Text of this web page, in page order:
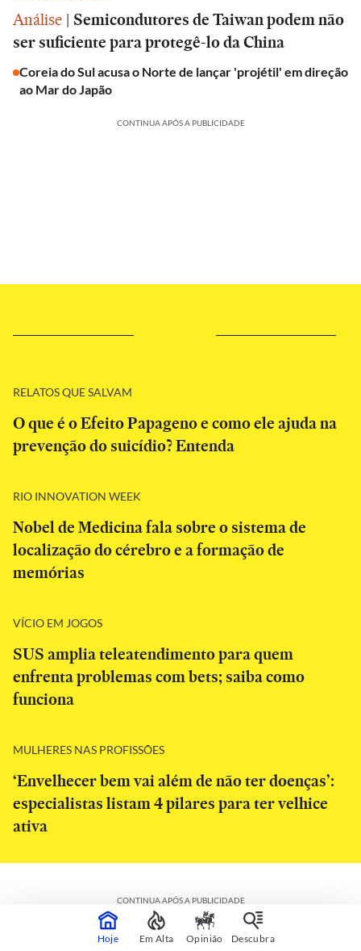
Análise | Semicondutores de Taiwan podem não
ser suficiente para protegê-lo da China
Coreia do Sul acusa o Norte de lançar 'projétil' em direção
ao Mar do Japão
CONTINUA APÓS A PUBLICIDADE
RELATOS QUE SALVAM
O que é o Efeito Papageno e como ele ajuda na
prevenção do suicídio? Entenda
RIO INNOVATION WEEK
Nobel de Medicina fala sobre o sistema de
localização do cérebro e a formação de
memórias
VÍCIO EM JOGOS
SUS amplia teleatendimento para quem
enfrenta problemas com bets; saiba como
funciona
MULHERES NAS PROFISSÕES
‘Envelhecer bem vai além de não ter doenças’:
especialistas listam 4 pilares para ter velhice
ativa
CONTINUA APÓS A PUBLICIDADE
Hoje Em Alta Opinião Descubra